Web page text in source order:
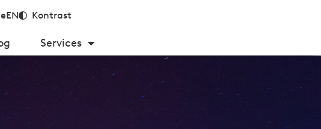
EN Kontrast
Services